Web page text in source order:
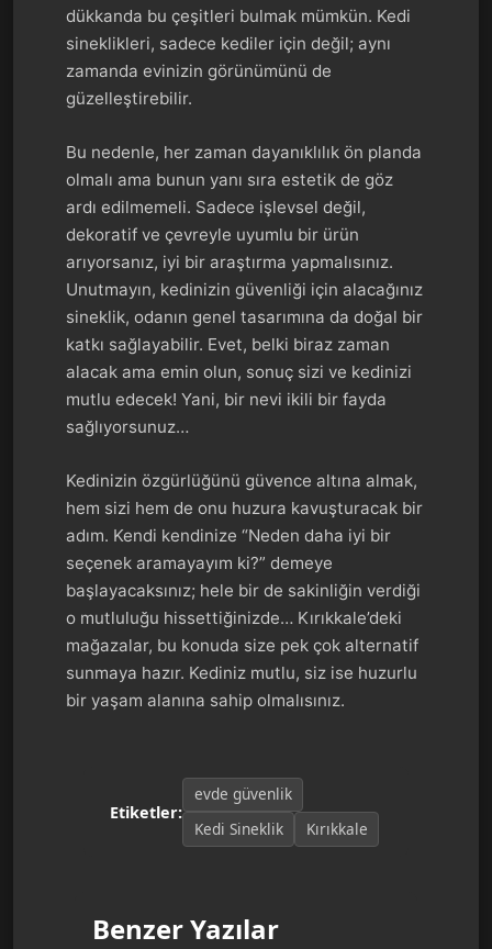
dükkanda bu çeşitleri bulmak mümkün. Kedi
sineklikleri, sadece kediler için değil; aynı
zamanda evinizin görünümünü de
güzelleştirebilir.
Bu nedenle, her zaman dayanıklılık ön planda
olmalı ama bunun yanı sıra estetik de göz
ardı edilmemeli. Sadece işlevsel değil,
dekoratif ve çevreyle uyumlu bir ürün
arıyorsanız, iyi bir araştırma yapmalısınız.
Unutmayın, kedinizin güvenliği için alacağınız
sineklik, odanın genel tasarımına da doğal bir
katkı sağlayabilir. Evet, belki biraz zaman
alacak ama emin olun, sonuç sizi ve kedinizi
mutlu edecek! Yani, bir nevi ikili bir fayda
sağlıyorsunuz…
Kedinizin özgürlüğünü güvence altına almak,
hem sizi hem de onu huzura kavuşturacak bir
adım. Kendi kendinize “Neden daha iyi bir
seçenek aramayayım ki?” demeye
başlayacaksınız; hele bir de sakinliğin verdiği
o mutluluğu hissettiğinizde… Kırıkkale’deki
mağazalar, bu konuda size pek çok alternatif
sunmaya hazır. Kediniz mutlu, siz ise huzurlu
bir yaşam alanına sahip olmalısınız.
Etiketler:
evde güvenlik
Kedi Sineklik
Kırıkkale
Benzer Yazılar